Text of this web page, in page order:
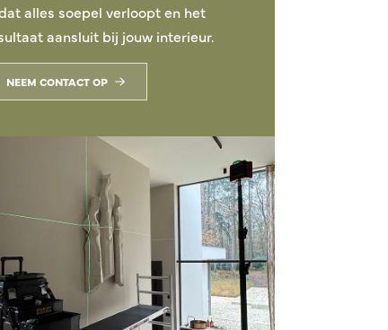
alles soepel verloopt en het
aansluit bij jouw interieur.
NEEM CONTACT OP